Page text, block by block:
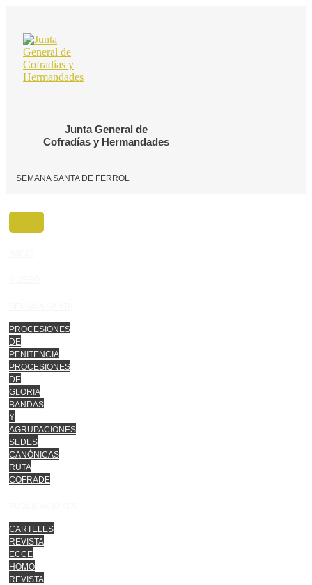
contenido
Junta General de
Cofradías y Hermandades
SEMANA SANTA DE FERROL
PROCESIONES
DE
PENITENCIA
PROCESIONES
DE
GLORIA
BANDAS
Y
AGRUPACIONES
SEDES
CANÓNICAS
RUTA
COFRADE
CARTELES
REVISTA
ECCE
HOMO
REVISTA